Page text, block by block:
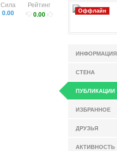
Рейтинг
0.00
Сила
0.00
Оффлайн
ИНФОРМАЦИЯ
СТЕНА
ПУБЛИКАЦИИ
ИЗБРАННОЕ
ДРУЗЬЯ
АКТИВНОСТЬ